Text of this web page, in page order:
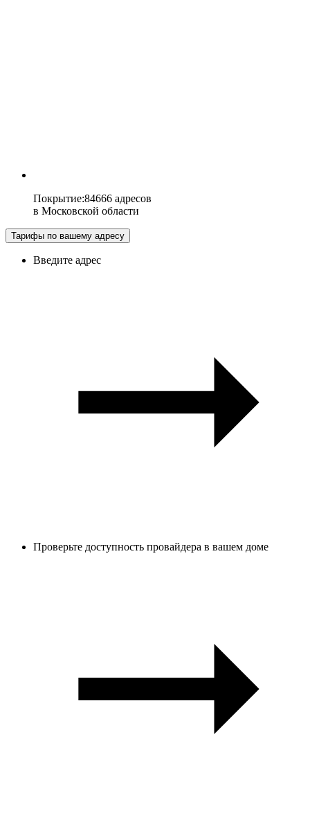
Покрытие:84666 адресов
в Московской области
Тарифы по вашему адресу
Введите адрес
Проверьте доступность провайдера в вашем доме